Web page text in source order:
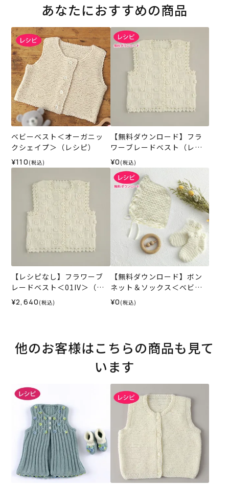
あなたにおすすめの商品
ベビーベスト＜オーガニッ
クシェイプ＞（レシピ）
¥110 (税込)
【無料ダウンロード】フラ
ワーブレードベスト（レシ
ピ）
¥0 (税込)
【レシピなし】フラワーブ
レードベスト＜01IV＞（編
み物 材料セット）
¥2,640 (税込)
【無料ダウンロード】ボン
ネット＆ソックス＜ベビー
パレット＞（レシピ）
¥0 (税込)
他のお客様はこちらの商品も見て
います